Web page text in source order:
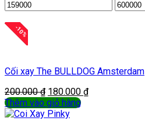
-
10
%
Cối xay The BULLDOG Amsterdam
200.000₫ 180.000 ₫
Thêm vào giỏ hàng